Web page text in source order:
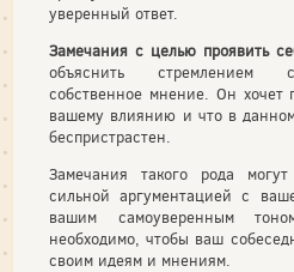
уверенный ответ.
Замечания с целью проявить
объяснить стремлением
собственное мнение. Он хочет
вашему влиянию и что в
беспристрастен.
Замечания такого рода
сильной аргументацией с
вашим самоуверен­ным
необходимо, что­бы ваш
своим идеям и мнениям.